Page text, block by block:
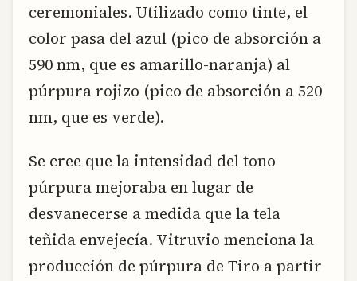
ceremoniales. Utilizado como tinte, el
color pasa del azul (pico de absorción a
590 nm, que es amarillo-naranja) al
púrpura rojizo (pico de absorción a 520
nm, que es verde).
Se cree que la intensidad del tono
púrpura mejoraba en lugar de
desvanecerse a medida que la tela
teñida envejecía. Vitruvio menciona la
producción de púrpura de Tiro a partir